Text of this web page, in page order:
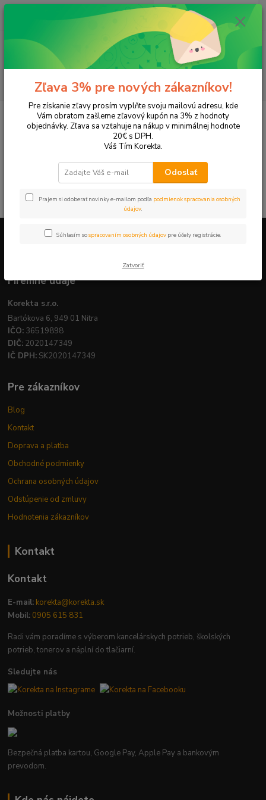
Hľadať
ks
za 0,00 EUR
Tonery a náplne do tlačiarní Canon S500
V tejto kategórii nebol nájdený žiadny tovar.
Firemné údaje
Korekta s.r.o.
Bartókova 6, 949 01 Nitra
IČO: 36519898
DIČ: 2020147349
IČ DPH: SK2020147349
Pre zákazníkov
Blog
Kontakt
Doprava a platba
Obchodné podmienky
Ochrana osobných údajov
Odstúpenie od zmluvy
Hodnotenia zákazníkov
Kontakt
Kontakt
E-mail: korekta@korekta.sk
Mobil: 0905 615 831
Radi vám poradíme s výberom kancelárskych potrieb, školských
potrieb, tonerov a náplní do tlačiarní.
Sledujte nás
Možnosti platby
Bezpečná platba kartou, Google Pay, Apple Pay a bankovým
prevodom.
Zľava 3% pre nových zákazníkov!
Pre získanie zľavy prosím vyplňte svoju mailovú adresu, kde
Vám obratom zašleme zľavový kupón na 3% z hodnoty
objednávky. Zľava sa vzťahuje na nákup v minimálnej hodnote
20€ s DPH.
Váš Tím Korekta.
Odoslať
Prajem si odoberať novinky e-mailom podľa podmienok spracovania osobných
údajov.
Súhlasím sospracovaním osobných údajov pre účely registrácie.
Zatvoriť